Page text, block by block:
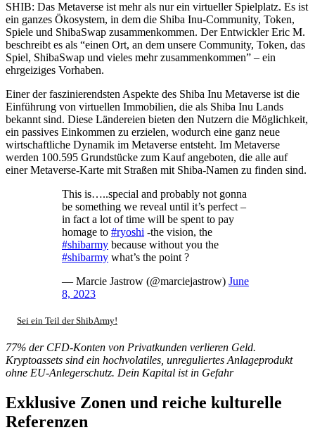
SHIB: Das Metaverse ist mehr als nur ein virtueller Spielplatz. Es ist
ein ganzes Ökosystem, in dem die Shiba Inu-Community, Token,
Spiele und ShibaSwap zusammenkommen. Der Entwickler Eric M.
beschreibt es als “einen Ort, an dem unsere Community, Token, das
Spiel, ShibaSwap und vieles mehr zusammenkommen” – ein
ehrgeiziges Vorhaben.
Einer der faszinierendsten Aspekte des Shiba Inu Metaverse ist die
Einführung von virtuellen Immobilien, die als Shiba Inu Lands
bekannt sind. Diese Ländereien bieten den Nutzern die Möglichkeit,
ein passives Einkommen zu erzielen, wodurch eine ganz neue
wirtschaftliche Dynamik im Metaverse entsteht. Im Metaverse
werden 100.595 Grundstücke zum Kauf angeboten, die alle auf
einer Metaverse-Karte mit Straßen mit Shiba-Namen zu finden sind.
This is…..special and probably not gonna
be something we reveal until it’s perfect –
in fact a lot of time will be spent to pay
homage to #ryoshi -the vision, the
#shibarmy because without you the
#shibarmy what’s the point ?
— Marcie Jastrow (@marciejastrow) June
8, 2023
Sei ein Teil der ShibArmy!
77% der CFD-Konten von Privatkunden verlieren Geld.
Kryptoassets sind ein hochvolatiles, unreguliertes Anlageprodukt
ohne EU-Anlegerschutz. Dein Kapital ist in Gefahr
Exklusive Zonen und reiche kulturelle
Referenzen